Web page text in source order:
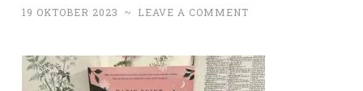
19 OKTOBER 2023 ~ LEAVE A COMMENT